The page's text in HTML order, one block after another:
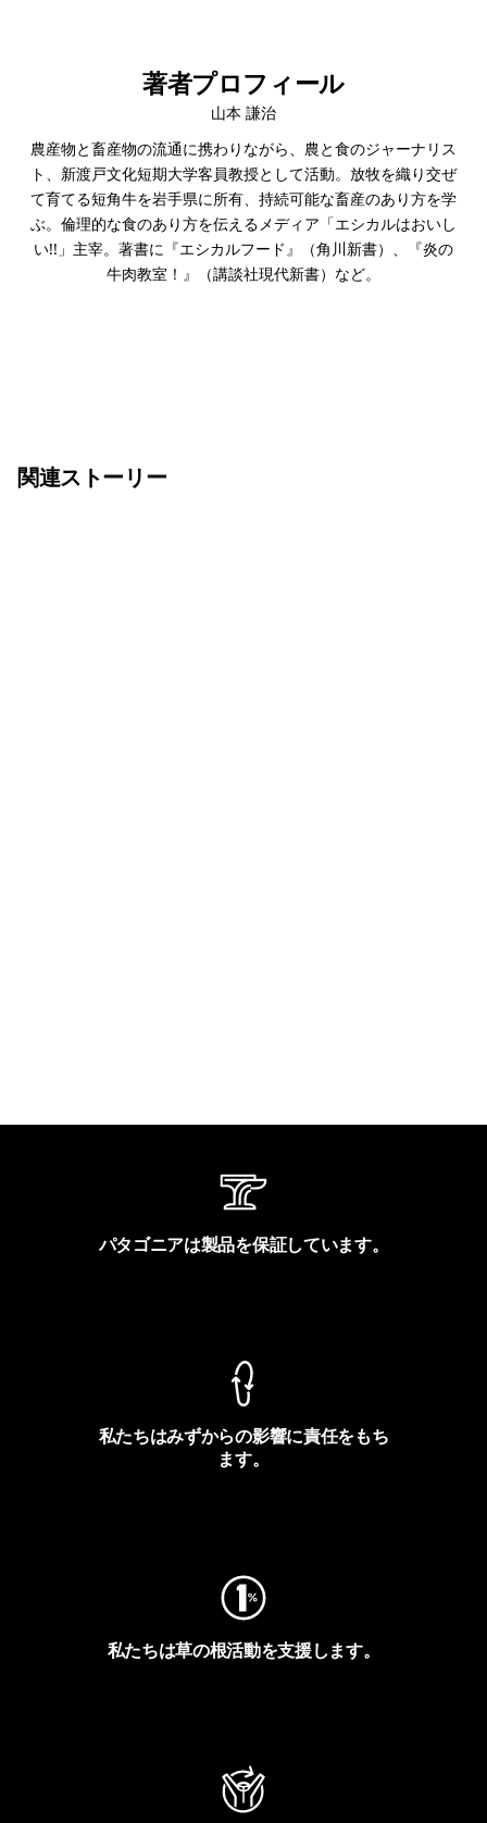
著者プロフィール
山本 謙治
農産物と畜産物の流通に携わりながら、農と食のジャーナリス
ト、新渡戸文化短期大学客員教授として活動。放牧を織り交ぜ
て育てる短角牛を岩手県に所有、持続可能な畜産のあり方を学
ぶ。倫理的な食のあり方を伝えるメディア「エシカルはおいし
い!!」主宰。著書に『エシカルフード』（角川新書）、『炎の
牛肉教室！』（講談社現代新書）など。
関連ストーリー
パタゴニアは製品を保証しています。
私たちはみずからの影響に責任をもち
ます。
私たちは草の根活動を支援します。